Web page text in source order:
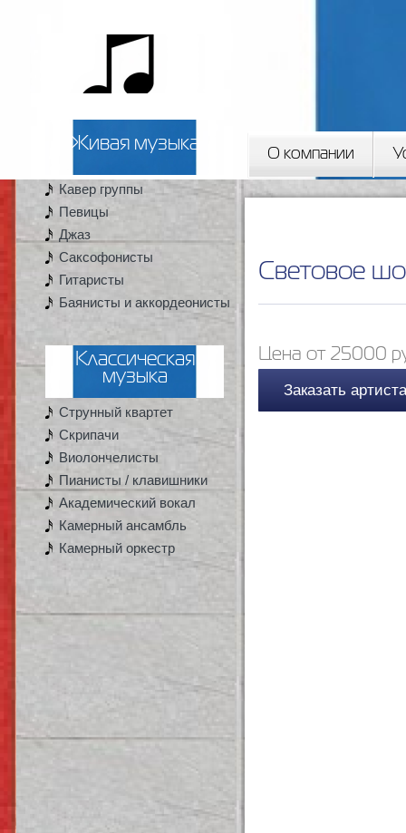
О компании
Вы здесь
Живая музыка
Кавер группы
Певицы
Джаз
Саксофонисты
Гитаристы
Баянисты и аккордеонисты
Классическая
музыка
Струнный квартет
Скрипачи
Виолончелисты
Пианисты / клавишники
Академический вокал
Камерный ансамбль
Камерный оркестр
Световое
Цена от 25000
Заказать артиста